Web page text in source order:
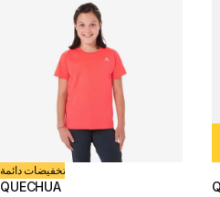
تخفيضات دائمة
QUECHUA